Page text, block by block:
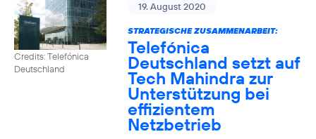
Credits: Telefónica
Deutschland
19. August 2020
STRATEGISCHE ZUSAMMENARBEIT:
Telefónica
Deutschland setzt auf
Tech Mahindra zur
Unterstützung bei
effizientem
Netzbetrieb